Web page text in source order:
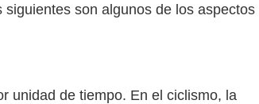
son algunos de los aspectos
unidad de tiempo. En el ciclismo, la